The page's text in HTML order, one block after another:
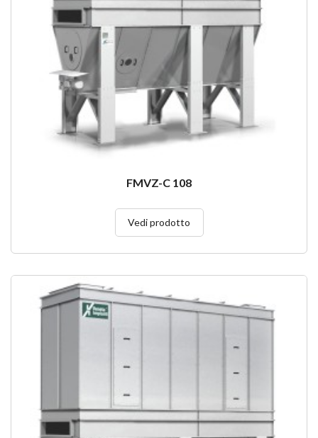
FMVZ-C 108
Vedi prodotto